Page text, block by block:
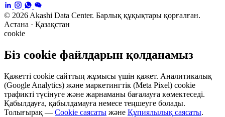
© 2026 Akashi Data Center. Барлық құқықтары қорғалған.
Астана · Қазақстан
cookie
Біз cookie файлдарын қолданамыз
Қажетті cookie сайттың жұмысы үшін қажет. Аналитикалық
(Google Analytics) және маркетингтік (Meta Pixel) cookie
трафикті түсінуге және жарнаманы бағалауға көмектеседі.
Қабылдауға, қабылдамауға немесе теңшеуге болады.
Толығырақ — Cookie саясаты және Құпиялылық саясаты.